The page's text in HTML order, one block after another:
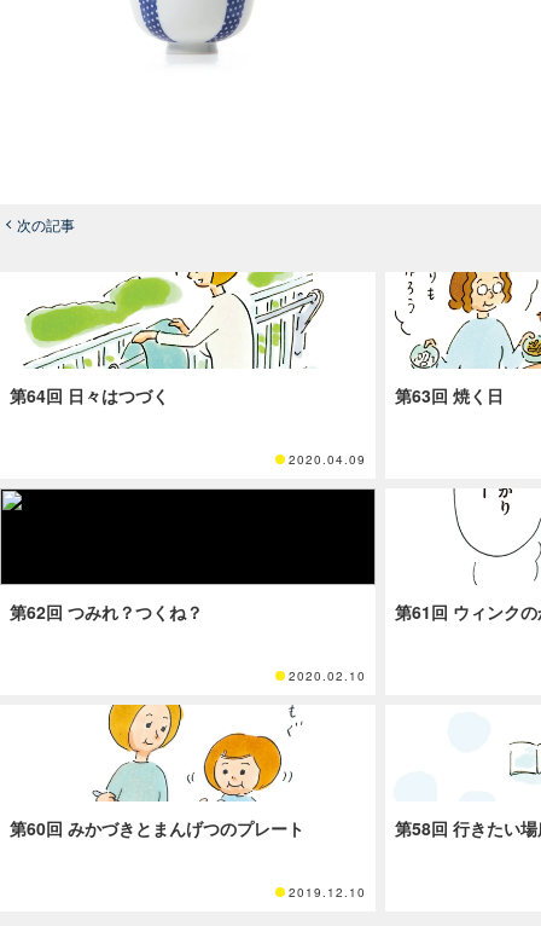
次の記事
第64回 日々はつづく
2020.04.09
第63回 焼く日
第62回 つみれ？つくね？
2020.02.10
第61回 ウィンク
第60回 みかづきとまんげつのプレート
2019.12.10
第58回 行きたい